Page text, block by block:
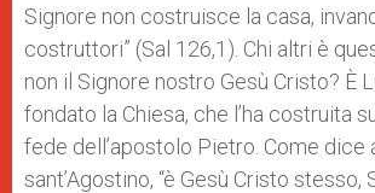
Signore non costruisce la casa,
costruttori” (Sal 126,1). Chi altri è
non il Signore nostro Gesù Cristo? È
fondato la Chiesa, che l’ha costruita
fede dell’apostolo Pietro. Come dice
sant’Agostino, “è Gesù Cristo stesso,